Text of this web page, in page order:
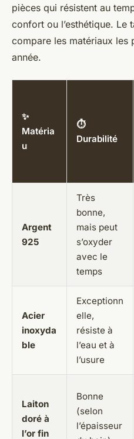
pièces qui résistent au
confort ou l’esthétique. Le
compare les matériaux les
année.
✨
Matéria
u
⏱️
Durabilité
Argent
925
Très
bonne,
mais peut
s’oxyder
avec le
temps
Acier
inoxyda
ble
Exceptionn
elle,
résiste à
l’eau et à
l’usure
Laiton
doré à
l’or fin
Bonne
(selon
l’épaisseur